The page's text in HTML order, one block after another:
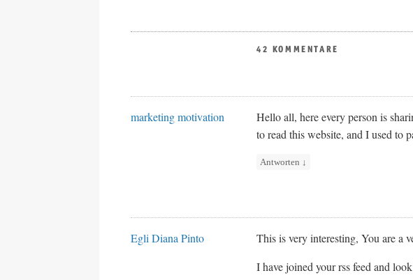
42 KOMMENTARE
marketing motivation
Hello all, here every person is
to read this website, and I used to
Antworten ↓
Egli Diana Pinto
This is very interesting, You are a
I have joined your rss feed and